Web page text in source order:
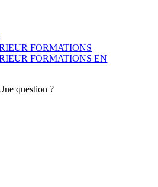
FORMATIONS
FORMATIONS EN
question ?